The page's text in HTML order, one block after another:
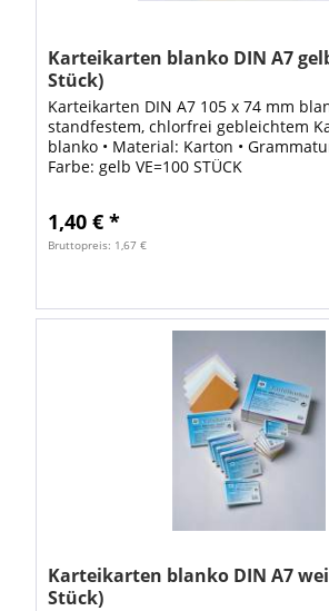
Karteikarten blanko DIN A7
Stück)
Karteikarten DIN A7 105 x 74 mm
standfestem, chlorfrei gebleichtem
blanko • Material: Karton •
Farbe: gelb VE=100 STÜCK
1,40 € *
Bruttopreis: 1,67 €
Karteikarten blanko DIN A7
Stück)